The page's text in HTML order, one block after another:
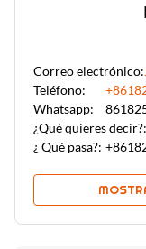
Correo electrónico:
Teléfono:
Whatsapp:
¿Qué quieres decir?:
¿ Qué pasa?: